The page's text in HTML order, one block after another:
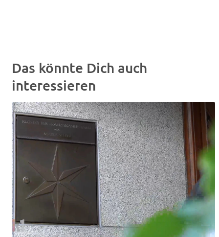
Das könnte Dich auch
interessieren